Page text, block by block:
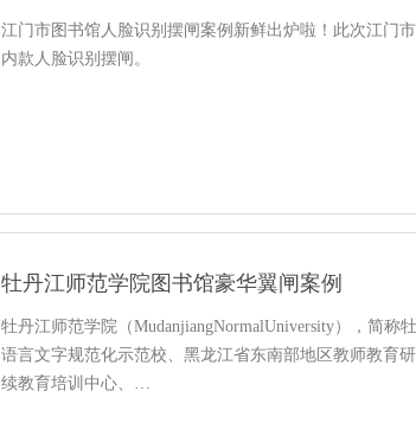
江门市图书馆人脸识别摆闸案例新鲜出炉啦！此次江门
内款人脸识别摆闸。
牡丹江师范学院图书馆豪华翼闸案例
牡丹江师范学院（MudanjiangNormalUniversity），简称
语言文字规范化示范校、黑龙江省东南部地区教师教育
续教育培训中心、…